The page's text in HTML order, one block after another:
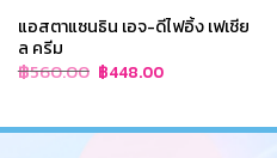
แอสตาแซนธิน เอจ-ดีไฟอิ้ง เฟเชีย
ล ครีม
฿560.00 Original
price
฿448.00Current
price